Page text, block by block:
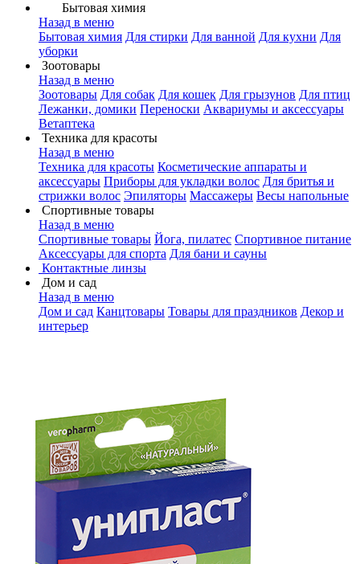
Бытовая химия
Назад в меню
Бытовая химия Для стирки Для ванной Для кухни Для
уборки
Зоотовары
Назад в меню
Зоотовары Для собак Для кошек Для грызунов Для птиц
Лежанки, домики Переноски Аквариумы и аксессуары
Ветаптека
Техника для красоты
Назад в меню
Техника для красоты Косметические аппараты и
аксессуары Приборы для укладки волос Для бритья и
стрижки волос Эпиляторы Массажеры Весы напольные
Спортивные товары
Назад в меню
Спортивные товары Йога, пилатес Спортивное питание
Аксессуары для спорта Для бани и сауны
Контактные линзы
Дом и сад
Назад в меню
Дом и сад Канцтовары Товары для праздников Декор и
интерьер